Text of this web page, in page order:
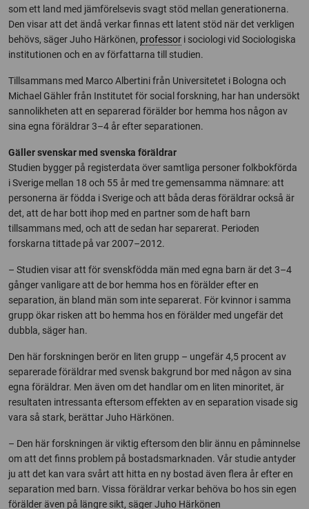
som ett land med jämförelsevis svagt stöd mellan generationerna.
Den visar att det ändå verkar finnas ett latent stöd när det verkligen
behövs, säger Juho Härkönen, professor i sociologi vid Sociologiska
institutionen och en av författarna till studien.
Tillsammans med Marco Albertini från Universitetet i Bologna och
Michael Gähler från Institutet för social forskning, har han undersökt
sannolikheten att en separerad förälder bor hemma hos någon av
sina egna föräldrar 3–4 år efter separationen.
Gäller svenskar med svenska föräldrar
Studien bygger på registerdata över samtliga personer folkbokförda
i Sverige mellan 18 och 55 år med tre gemensamma nämnare: att
personerna är födda i Sverige och att båda deras föräldrar också är
det, att de har bott ihop med en partner som de haft barn
tillsammans med, och att de sedan har separerat. Perioden
forskarna tittade på var 2007–2012.
– Studien visar att för svenskfödda män med egna barn är det 3–4
gånger vanligare att de bor hemma hos en förälder efter en
separation, än bland män som inte separerat. För kvinnor i samma
grupp ökar risken att bo hemma hos en förälder med ungefär det
dubbla, säger han.
Den här forskningen berör en liten grupp – ungefär 4,5 procent av
separerade föräldrar med svensk bakgrund bor med någon av sina
egna föräldrar. Men även om det handlar om en liten minoritet, är
resultaten intressanta eftersom effekten av en separation visade sig
vara så stark, berättar Juho Härkönen.
– Den här forskningen är viktig eftersom den blir ännu en påminnelse
om att det finns problem på bostadsmarknaden. Vår studie antyder
ju att det kan vara svårt att hitta en ny bostad även flera år efter en
separation med barn. Vissa föräldrar verkar behöva bo hos sin egen
förälder även på längre sikt, säger Juho Härkönen